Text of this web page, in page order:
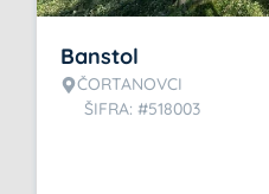
Banstol
ČORTANOVCI
ŠIFRA: #518003